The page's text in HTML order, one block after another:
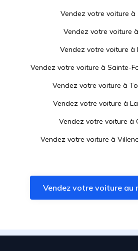
Vendez votre voiture à
Vendez votre voiture à
Vendez votre voiture à
Vendez votre voiture à Sainte-
Vendez votre voiture à
Vendez votre voiture à
Vendez votre voiture à
Vendez votre voiture à
Vendez votre voiture à
Vendez votre voiture à
Vendez votre voiture au